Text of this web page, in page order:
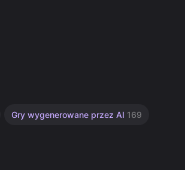
Gry wygenerowane przez AI 169